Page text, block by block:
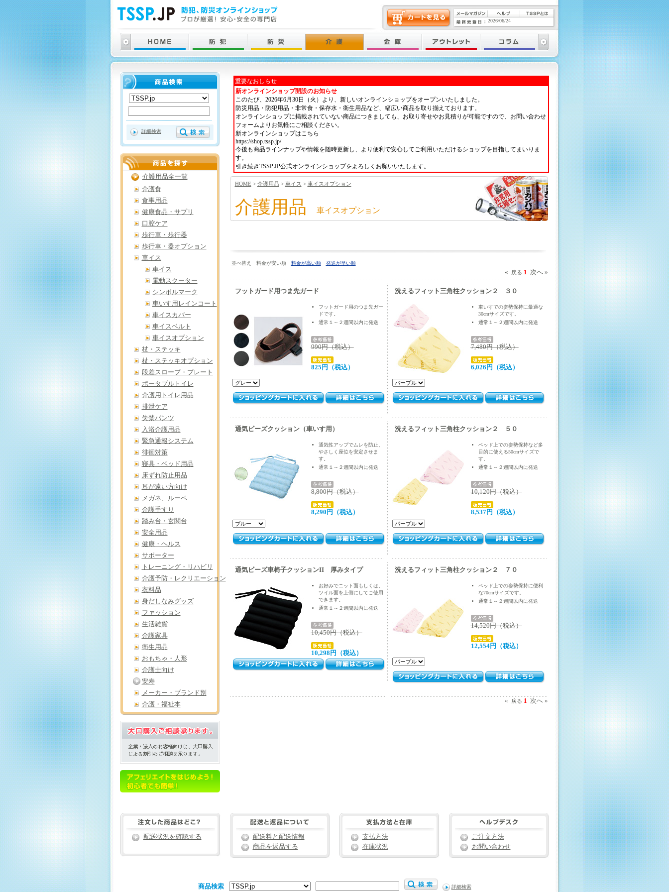
重要なおしらせ
新オンラインショップ開設のお知らせ
このたび、2026年6月30日（火）より、新しいオンラインショップをオープンいたしました。
防災用品・防犯用品・非常食・保存水・衛生用品など、幅広い商品を取り揃えております。
オンラインショップに掲載されていない商品につきましても、お取り寄せやお見積りが可能ですので、お問い合わせ
フォームよりお気軽にご相談ください。
新オンラインショップはこちら
https://shop.tssp.jp/
今後も商品ラインナップや情報を随時更新し、より便利で安心してご利用いただけるショップを目指してまいりま
す。
引き続きTSSP.JP公式オンラインショップをよろしくお願いいたします。
HOME > 介護用品> 車イス > 車イスオプション
介護用品 車イスオプション
並べ替え 料金が安い順 料金が高い順 発送が早い順
« 戻る 1 次へ »
フットガード用つま先ガード
フットガード用のつま先ガー
ドです。
通常１～２週間以内に発送
990円（税込）
825円（税込）
洗えるフィット三角柱クッション２ ３０
車いすでの姿勢保持に最適な
30cmサイズです。
通常１～２週間以内に発送
7,480円（税込）
6,026円（税込）
通気ビーズクッション（車いす用）
通気性アップでムレを防止、
やさしく座位を安定させま
す。
通常１～２週間以内に発送
8,800円（税込）
8,290円（税込）
洗えるフィット三角柱クッション２ ５０
ベッド上での姿勢保持など多
目的に使える50cmサイズで
す。
通常１～２週間以内に発送
10,120円（税込）
8,537円（税込）
通気ビーズ車椅子クッションII 厚みタイプ
お好みでニット面もしくは、
ツイル面を上側にしてご使用
できます。
通常１～２週間以内に発送
10,450円（税込）
10,298円（税込）
洗えるフィット三角柱クッション２ ７０
ベッド上での姿勢保持に便利
な70cmサイズです。
通常１～２週間以内に発送
14,520円（税込）
12,554円（税込）
« 戻る 1 次へ »
詳細検索
介護用品全一覧
介護食
食事用品
健康食品・サプリ
口腔ケア
歩行車・歩行器
歩行車・器オプション
車イス
車イス
電動スクーター
シンボルマーク
車いす用レインコート
車イスカバー
車イスベルト
車イスオプション
杖・ステッキ
杖・ステッキオプション
段差スロープ・プレート
ポータブルトイレ
介護用トイレ用品
排泄ケア
失禁パンツ
入浴介護用品
緊急通報システム
徘徊対策
寝具・ベッド用品
床ずれ防止用品
耳が遠い方向け
メガネ、ルーペ
介護手すり
踏み台・玄関台
安全用品
健康・ヘルス
サポーター
トレーニング・リハビリ
介護予防・レクリエーション
衣料品
身だしなみグッズ
ファッション
生活雑貨
介護家具
衛生用品
おもちゃ・人形
介護士向け
安寿
メーカー・ブランド別
介護・福祉本
配送状況を確認する
配送料と配送情報
商品を返品する
支払方法
在庫状況
ご注文方法
お問い合わせ
商品検索 詳細検索
2026/06/24